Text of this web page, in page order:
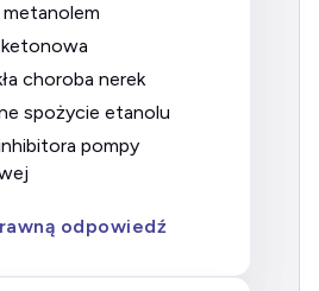
metanolem
ketonowa
choroba nerek
spożycie etanolu
odpowiedź